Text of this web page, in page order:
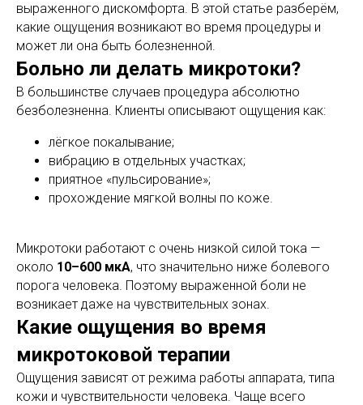
выраженного дискомфорта. В этой статье разберём,
какие ощущения возникают во время процедуры и
может ли она быть болезненной.
Больно ли делать микротоки?
В большинстве случаев процедура абсолютно
безболезненна. Клиенты описывают ощущения как:
лёгкое покалывание;
вибрацию в отдельных участках;
приятное «пульсирование»;
прохождение мягкой волны по коже.
Микротоки работают с очень низкой силой тока —
около 10–600 мкА, что значительно ниже болевого
порога человека. Поэтому выраженной боли не
возникает даже на чувствительных зонах.
Какие ощущения во время
микротоковой терапии
Ощущения зависят от режима работы аппарата, типа
кожи и чувствительности человека. Чаще всего